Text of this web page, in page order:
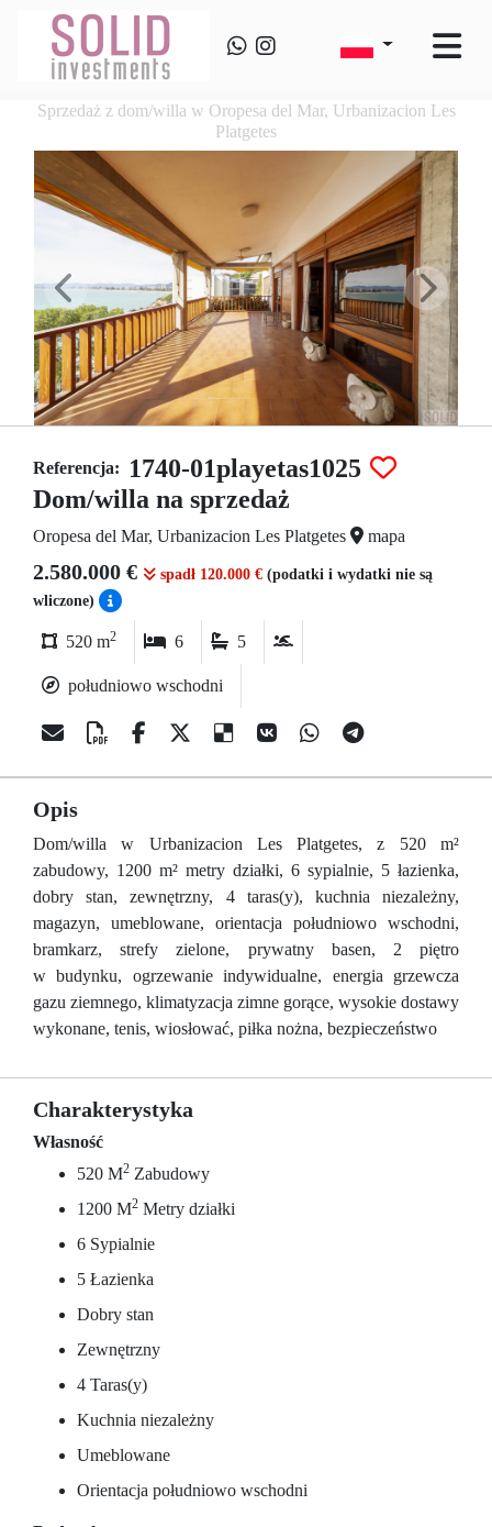
Sprzedaż z dom/willa w Oropesa del Mar, Urbanizacion Les
Platgetes
Referencja:
1740-01playetas1025
Dom/willa na sprzedaż
Oropesa del Mar, Urbanizacion Les Platgetes mapa
2.580.000 € spadł 120.000 € (podatki i wydatki nie są
wliczone)
520 m2 6 5
południowo wschodni
Opis
Dom/willa w Urbanizacion Les Platgetes, z 520 m²
zabudowy, 1200 m² metry działki, 6 sypialnie, 5 łazienka,
dobry stan, zewnętrzny, 4 taras(y), kuchnia niezależny,
magazyn, umeblowane, orientacja południowo wschodni,
bramkarz, strefy zielone, prywatny basen, 2 piętro
w budynku, ogrzewanie indywidualne, energia grzewcza
gazu ziemnego, klimatyzacja zimne gorące, wysokie dostawy
wykonane, tenis, wiosłować, piłka nożna, bezpieczeństwo
Charakterystyka
Własność
520 M2 Zabudowy
1200 M2 Metry działki
6 Sypialnie
5 Łazienka
Dobry stan
Zewnętrzny
4 Taras(y)
Kuchnia niezależny
Umeblowane
Orientacja południowo wschodni